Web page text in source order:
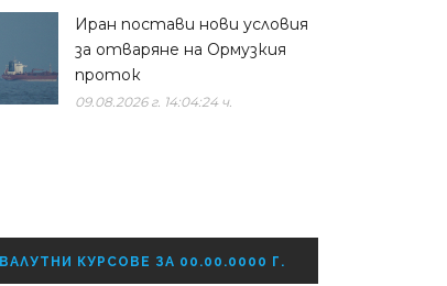
Иран постави нови условия
за отваряне на Ормузкия
проток
09.08.2026 г. 14:04:24 ч.
ВАЛУТНИ КУРСОВЕ ЗА 00.00.0000 Г.